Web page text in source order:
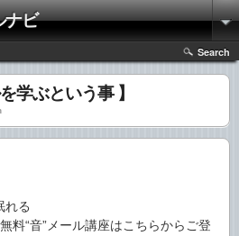
ナビ
Search
学ぶという事 】
れる
料“音”メール講座はこちらからご登